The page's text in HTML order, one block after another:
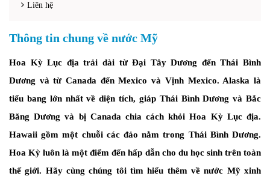
Liên hệ
Thông tin chung về nước Mỹ
Hoa Kỳ Lục địa trải dài từ Đại Tây Dương đến Thái Bình
Dương và từ Canada đến Mexico và Vịnh Mexico. Alaska là
tiểu bang lớn nhất về diện tích, giáp Thái Bình Dương và Bắc
Băng Dương và bị Canada chia cách khỏi Hoa Kỳ Lục địa.
Hawaii gồm một chuỗi các đảo nằm trong Thái Bình Dương.
Hoa Kỳ luôn là một điểm đến hấp dẫn cho du học sinh trên toàn
thế giới. Hãy cùng chúng tôi tìm hiểu thêm về nước Mỹ xinh